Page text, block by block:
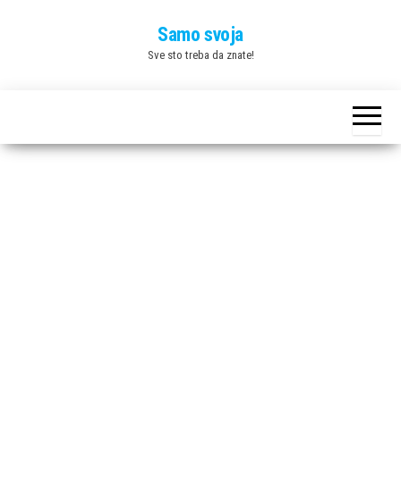
Samo svoja
Sve sto treba da znate!